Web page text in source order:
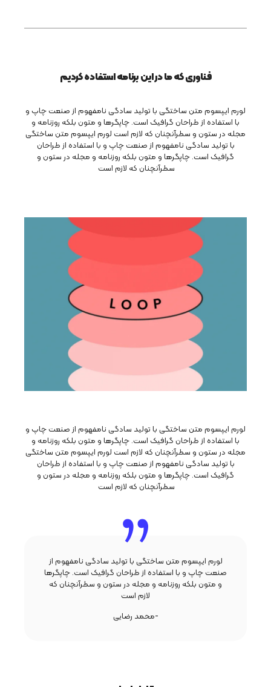
فناوری که ما در این برنامه استفاده کردیم
لورم ایپسوم متن ساختگی با تولید سادگی نامفهوم از صنعت چاپ و
با استفاده از طراحان گرافیک است. چاپگرها و متون بلکه روزنامه و
مجله در ستون و سطرآنچنان که لازم است لورم ایپسوم متن ساختگی
با تولید سادگی نامفهوم از صنعت چاپ و با استفاده از طراحان
گرافیک است. چاپگرها و متون بلکه روزنامه و مجله در ستون و
سطرآنچنان که لازم است
لورم ایپسوم متن ساختگی با تولید سادگی نامفهوم از صنعت چاپ و
با استفاده از طراحان گرافیک است. چاپگرها و متون بلکه روزنامه و
مجله در ستون و سطرآنچنان که لازم است لورم ایپسوم متن ساختگی
با تولید سادگی نامفهوم از صنعت چاپ و با استفاده از طراحان
گرافیک است. چاپگرها و متون بلکه روزنامه و مجله در ستون و
سطرآنچنان که لازم است
لورم ایپسوم متن ساختگی با تولید سادگی نامفهوم از
صنعت چاپ و با استفاده از طراحان گرافیک است. چاپگرها
و متون بلکه روزنامه و مجله در ستون و سطرآنچنان که
لازم است
-محمد رضایی